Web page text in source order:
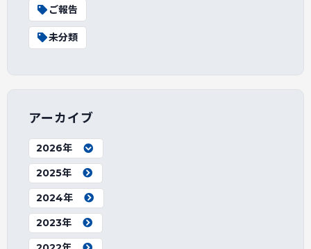
ご報告
未分類
アーカイブ
2026年
2025年
2024年
2023年